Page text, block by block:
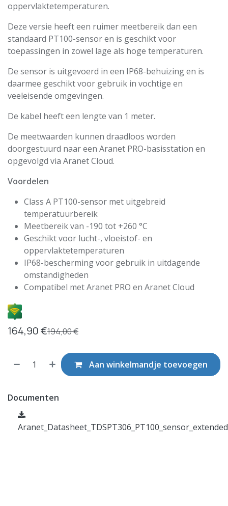
oppervlaktetemperaturen.
Deze versie heeft een ruimer meetbereik dan een
standaard PT100-sensor en is geschikt voor
toepassingen in zowel lage als hoge temperaturen.
De sensor is uitgevoerd in een IP68-behuizing en is
daarmee geschikt voor gebruik in vochtige en
veeleisende omgevingen.
De kabel heeft een lengte van 1 meter.
De meetwaarden kunnen draadloos worden
doorgestuurd naar een Aranet PRO-basisstation en
opgevolgd via Aranet Cloud.
Voordelen
Class A PT100-sensor met uitgebreid
temperatuurbereik
Meetbereik van -190 tot +260 °C
Geschikt voor lucht-, vloeistof- en
oppervlaktetemperaturen
IP68-bescherming voor gebruik in uitdagende
omstandigheden
Compatibel met Aranet PRO en Aranet Cloud
164,90€194,00€
Aan winkelmandje toevoegen
Documenten